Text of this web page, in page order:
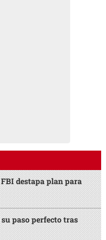
destapa plan para
paso perfecto tras